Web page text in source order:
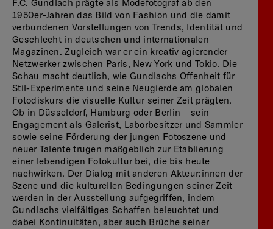
F.C. Gundlach prägte als Modefotograf ab den
1950er-Jahren das Bild von Fashion und die damit
verbundenen Vorstellungen von Trends, Identität und
Geschlecht in deutschen und internationalen
Magazinen. Zugleich war er ein kreativ agierender
Netzwerker zwischen Paris, New York und Tokio. Die
Schau macht deutlich, wie Gundlachs Offenheit für
Stil-Experimente und seine Neugierde am globalen
Fotodiskurs die visuelle Kultur seiner Zeit prägten.
Ob in Düsseldorf, Hamburg oder Berlin – sein
Engagement als Galerist, Laborbesitzer und Sammler
sowie seine Förderung der jungen Fotoszene und
neuer Talente trugen maßgeblich zur Etablierung
einer lebendigen Fotokultur bei, die bis heute
nachwirken. Der Dialog mit anderen Akteur:innen der
Szene und die kulturellen Bedingungen seiner Zeit
werden in der Ausstellung aufgegriffen, indem
Gundlachs vielfältiges Schaffen beleuchtet und
dabei Kontinuitäten, aber auch Brüche seiner